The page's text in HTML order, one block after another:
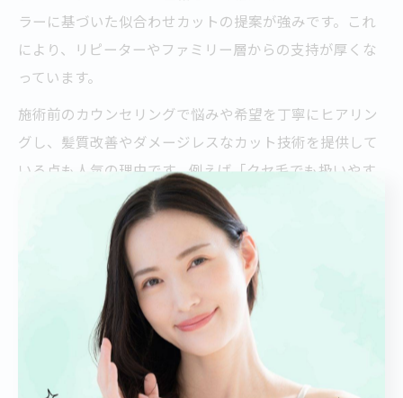
ラーに基づいた似合わせカットの提案が強みです。これ
により、リピーターやファミリー層からの支持が厚くな
っています。
施術前のカウンセリングで悩みや希望を丁寧にヒアリン
グし、髪質改善やダメージレスなカット技術を提供して
いる点も人気の理由です。例えば「クセ毛でも扱いやす
くなった」「毎朝のスタイリングが楽になった」といっ
た具体的な成功例が多く、安心して任せられる環境が整
注意点として、人気サロンは施術メニューが多彩な分、
料金や施術時間も幅広いので、事前に公式サイトや口コ
ミで確認するのがおすすめです。自分のライフスタイル
や予算に合った美容院選びが、満足度アップにつながり